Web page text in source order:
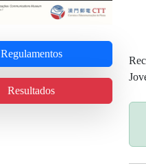
Regulamentos
Resultados